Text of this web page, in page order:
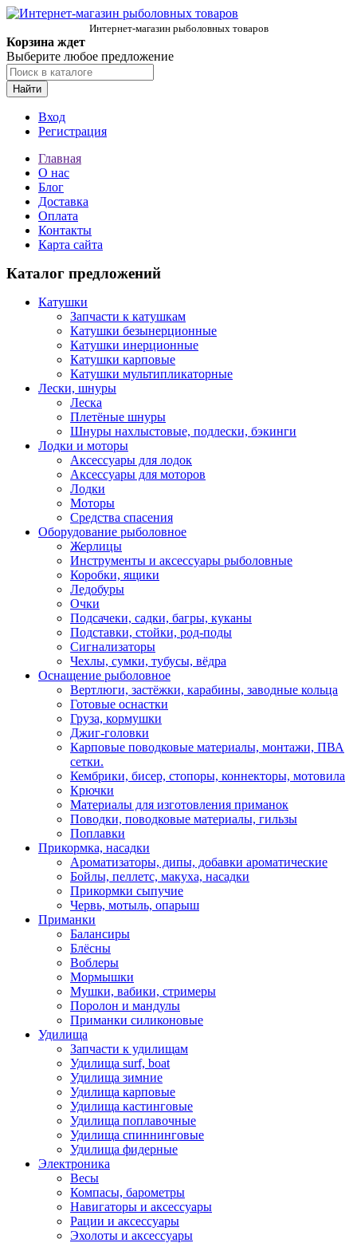
Интернет-магазин рыболовных товаров
Корзина ждет
Выберите любое предложение
Найти
Вход
Регистрация
Главная
О нас
Блог
Доставка
Оплата
Контакты
Карта сайта
Каталог предложений
Катушки
Запчасти к катушкам
Катушки безынерционные
Катушки инерционные
Катушки карповые
Катушки мультипликаторные
Лески, шнуры
Леска
Плетёные шнуры
Шнуры нахлыстовые, подлески, бэкинги
Лодки и моторы
Аксессуары для лодок
Аксессуары для моторов
Лодки
Моторы
Средства спасения
Оборудование рыболовное
Жерлицы
Инструменты и аксессуары рыболовные
Коробки, ящики
Ледобуры
Очки
Подсачеки, садки, багры, куканы
Подставки, стойки, род-поды
Сигнализаторы
Чехлы, сумки, тубусы, вёдра
Оснащение рыболовное
Вертлюги, застёжки, карабины, заводные кольца
Готовые оснастки
Груза, кормушки
Джиг-головки
Карповые поводковые материалы, монтажи, ПВА
сетки.
Кембрики, бисер, стопоры, коннекторы, мотовила
Крючки
Материалы для изготовления приманок
Поводки, поводковые материалы, гильзы
Поплавки
Прикормка, насадки
Ароматизаторы, дипы, добавки ароматические
Бойлы, пеллетс, макуха, насадки
Прикормки сыпучие
Червь, мотыль, опарыш
Приманки
Балансиры
Блёсны
Воблеры
Мормышки
Мушки, вабики, стримеры
Поролон и мандулы
Приманки силиконовые
Удилища
Запчасти к удилищам
Удилища surf, boat
Удилища зимние
Удилища карповые
Удилища кастинговые
Удилища поплавочные
Удилища спиннинговые
Удилища фидерные
Электроника
Весы
Компасы, барометры
Навигаторы и аксессуары
Рации и аксессуары
Эхолоты и аксессуары